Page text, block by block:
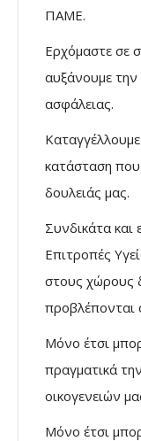
ΠΑΜΕ.
Ερχόμαστε σε
αυξάνουμε την
ασφάλειας.
κατάσταση
δουλειάς μας.
Συνδικάτα και
Επιτροπές
στους χώρους
προβλέπονται
Μόνο έτσι
πραγματικά
οικογενειών
Μόνο έτσι